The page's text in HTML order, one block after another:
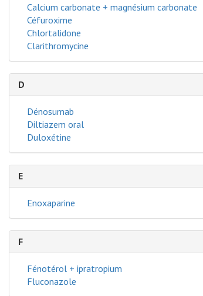
Calcium carbonate + magnésium carbonate
Céfuroxime
Chlortalidone
Clarithromycine
D
Dénosumab
Diltiazem oral
Duloxétine
E
Enoxaparine
F
Fénotérol + ipratropium
Fluconazole